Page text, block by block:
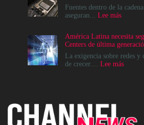
el
la
era
Fuentes dentro de la
aseguran... Lee más:
del
impulso
al
alza
base
América Latina necesita
Centers de última
La exigencia sobre redes y
de crecer.... Lee más:
Data